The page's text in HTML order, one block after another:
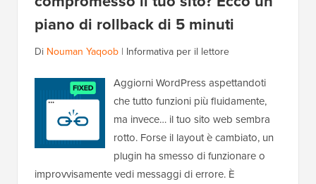
piano di rollback di 5 minuti
Di Nouman Yaqoob | Informativa per il lettore
Aggiorni WordPress aspettandoti
che tutto funzioni più fluidamente,
ma invece… il tuo sito web sembra
rotto. Forse il layout è cambiato, un
plugin ha smesso di funzionare o
improvvisamente vedi messaggi di errore. È